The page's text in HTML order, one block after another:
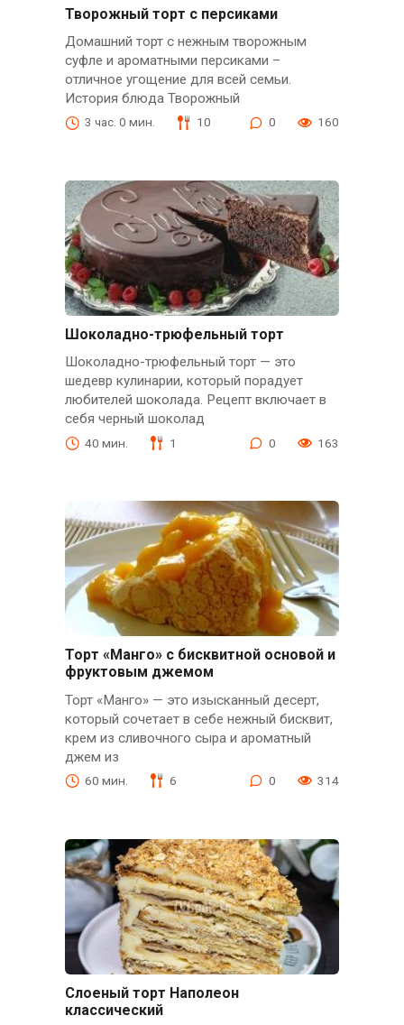
Творожный торт с персиками
Домашний торт с нежным творожным
суфле и ароматными персиками –
отличное угощение для всей семьи.
История блюда Творожный
3 час. 0 мин. 10 0 160
Шоколадно-трюфельный торт
Шоколадно-трюфельный торт — это
шедевр кулинарии, который порадует
любителей шоколада. Рецепт включает в
себя черный шоколад
40 мин. 1 0 163
Торт «Манго» с бисквитной основой и
фруктовым джемом
Торт «Манго» — это изысканный десерт,
который сочетает в себе нежный бисквит,
крем из сливочного сыра и ароматный
джем из
60 мин. 6 0 314
Слоеный торт Наполеон
классический